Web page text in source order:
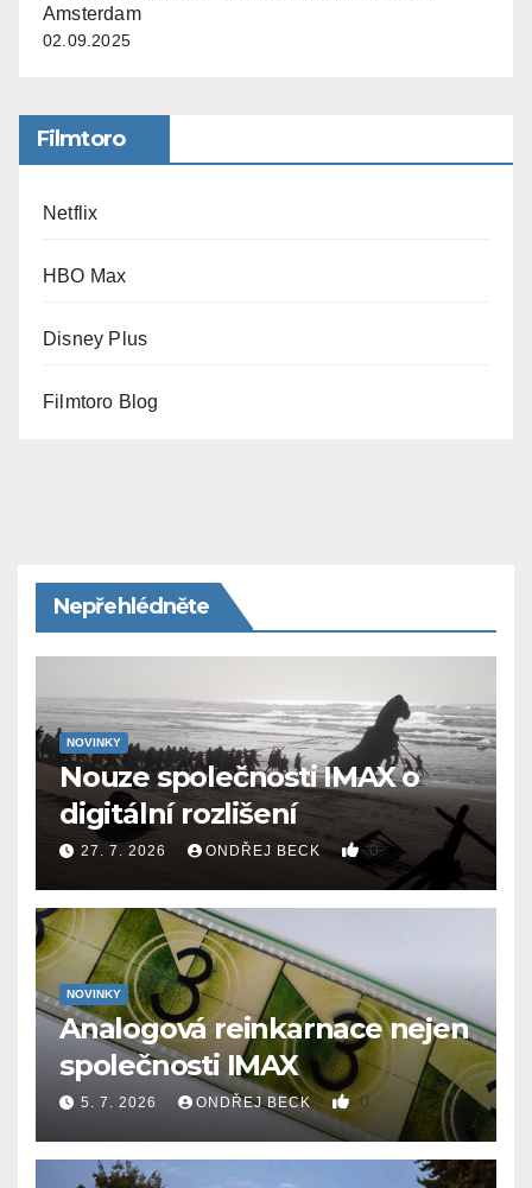
Amsterdam
02.09.2025
Filmtoro
Netflix
HBO Max
Disney Plus
Filmtoro Blog
Nepřehlédněte
NOVINKY
Nouze společnosti IMAX o
digitální rozlišení
27. 7. 2026 ONDŘEJ BECK 0
NOVINKY
Analogová reinkarnace nejen
společnosti IMAX
5. 7. 2026 ONDŘEJ BECK 0